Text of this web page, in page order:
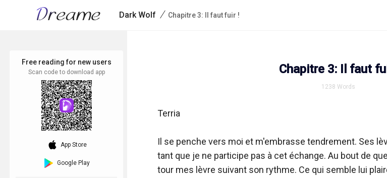
Dark Wolf / Chapitre 3: Il faut fuir !
Chapitre 3: Il faut
1238 Words
Terria
Il se penche vers moi et m'embrasse tendrement. Ses
tant que je ne participe pas à cet échange. Au bout de
tour mes lèvre suivant son rythme. Ce qui semble lui
Free reading for new users
Scan code to download app
download_ios App Store
Google Play